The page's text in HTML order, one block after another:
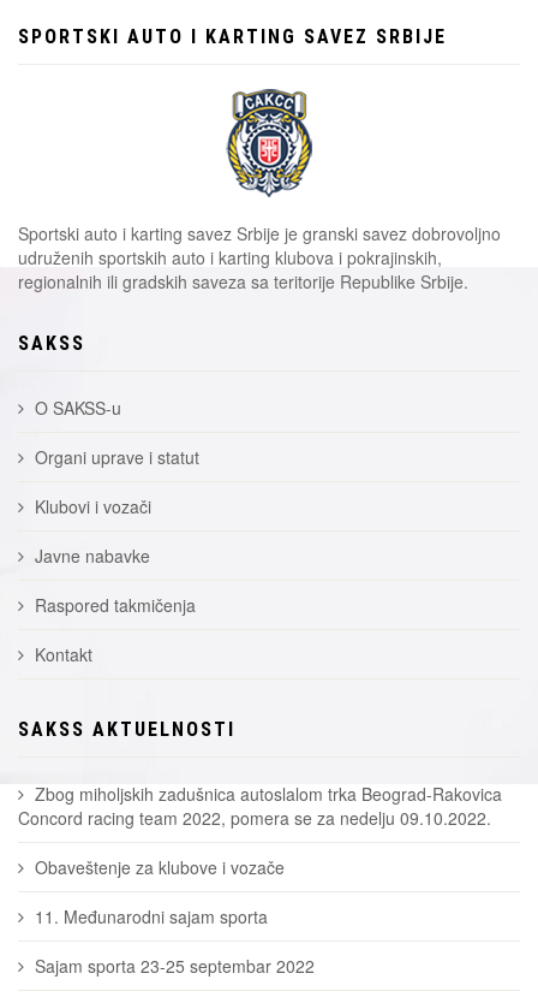
SPORTSKI AUTO I KARTING SAVEZ SRBIJE
Sportski auto i karting savez Srbije je granski savez dobrovoljno
udruženih sportskih auto i karting klubova i pokrajinskih,
regionalnih ili gradskih saveza sa teritorije Republike Srbije.
SAKSS
O SAKSS-u
Organi uprave i statut
Klubovi i vozači
Javne nabavke
Raspored takmičenja
Kontakt
SAKSS AKTUELNOSTI
Zbog miholjskih zadušnica autoslalom trka Beograd-Rakovica
Concord racing team 2022, pomera se za nedelju 09.10.2022.
Obaveštenje za klubove i vozače
11. Međunarodni sajam sporta
Sajam sporta 23-25 septembar 2022